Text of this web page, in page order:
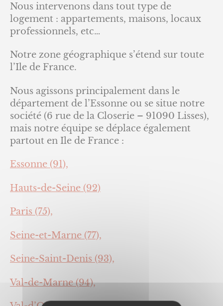
Nous intervenons dans tout type de
logement : appartements, maisons, locaux
professionnels, etc…
Notre zone géographique s’étend sur toute
l’Ile de France.
Nous agissons principalement dans le
département de l’Essonne ou se situe notre
société (6 rue de la Closerie – 91090 Lisses),
mais notre équipe se déplace également
partout en Ile de France :
Essonne (91),
Hauts-de-Seine (92)
Paris (75),
Seine-et-Marne (77),
Seine-Saint-Denis (93),
Val-de-Marne (94),